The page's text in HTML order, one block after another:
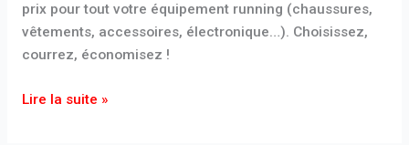
prix pour tout votre équipement running (chaussures,
vêtements, accessoires, électronique…). Choisissez,
courrez, économisez !
meilleur
Lire la suite »